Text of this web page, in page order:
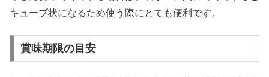
キューブ状になるため使う際にとても便利です。
賞味期限の目安